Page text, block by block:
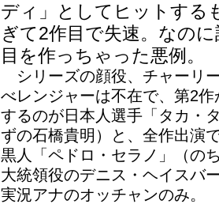
ディ」としてヒットする
ぎて2作目で失速。なの
目を作っちゃった悪例。
シリーズの顔役、チャーリ
べレンジャーは不在で、第2
するのが日本人選手「タカ・
ずの石橋貴明）と、全作出演
黒人「ペドロ・セラノ」（の
大統領役のデニス・ヘイスバ
実況アナのオッチャンのみ。